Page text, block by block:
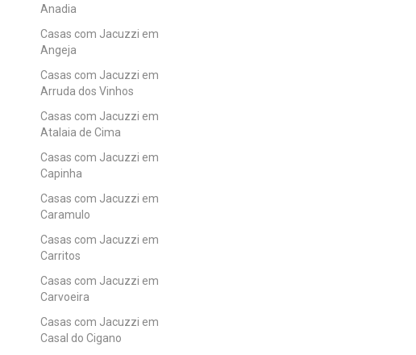
Anadia
Casas com Jacuzzi em
Angeja
Casas com Jacuzzi em
Arruda dos Vinhos
Casas com Jacuzzi em
Atalaia de Cima
Casas com Jacuzzi em
Capinha
Casas com Jacuzzi em
Caramulo
Casas com Jacuzzi em
Carritos
Casas com Jacuzzi em
Carvoeira
Casas com Jacuzzi em
Casal do Cigano